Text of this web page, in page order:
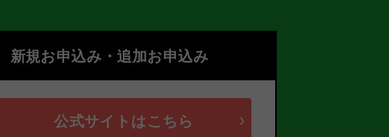
新規お申込み・追加お申込み
公式サイトはこちら